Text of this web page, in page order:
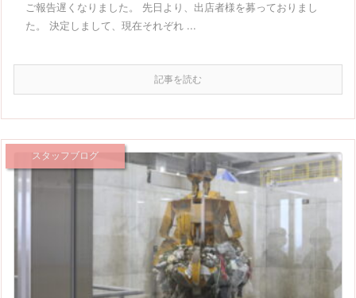
ご報告遅くなりました。 先日より、出店者様を募っておりまし
た。 決定しまして、現在それぞれ ...
記事を読む
スタッフブログ